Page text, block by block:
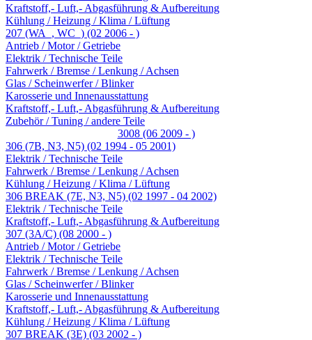
Kraftstoff,- Luft,- Abgasführung & Aufbereitung
Kühlung / Heizung / Klima / Lüftung
207 (WA_, WC_) (02 2006 - )
Antrieb / Motor / Getriebe
Elektrik / Technische Teile
Fahrwerk / Bremse / Lenkung / Achsen
Glas / Scheinwerfer / Blinker
Karosserie und Innenausstattung
Kraftstoff,- Luft,- Abgasführung & Aufbereitung
Zubehör / Tuning / andere Teile
3008 (06 2009 - )
306 (7B, N3, N5) (02 1994 - 05 2001)
Elektrik / Technische Teile
Fahrwerk / Bremse / Lenkung / Achsen
Kühlung / Heizung / Klima / Lüftung
306 BREAK (7E, N3, N5) (02 1997 - 04 2002)
Elektrik / Technische Teile
Kraftstoff,- Luft,- Abgasführung & Aufbereitung
307 (3A/C) (08 2000 - )
Antrieb / Motor / Getriebe
Elektrik / Technische Teile
Fahrwerk / Bremse / Lenkung / Achsen
Glas / Scheinwerfer / Blinker
Karosserie und Innenausstattung
Kraftstoff,- Luft,- Abgasführung & Aufbereitung
Kühlung / Heizung / Klima / Lüftung
307 BREAK (3E) (03 2002 - )